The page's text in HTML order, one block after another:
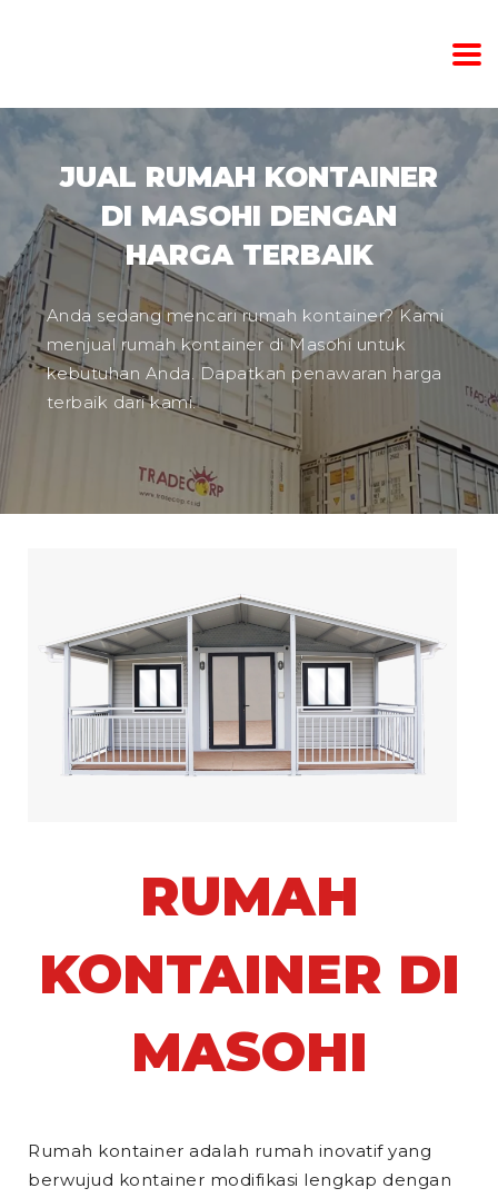
JUAL RUMAH KONTAINER
DI MASOHI DENGAN
HARGA TERBAIK
Anda sedang mencari rumah kontainer? Kami
menjual rumah kontainer di Masohi untuk
kebutuhan Anda. Dapatkan penawaran harga
terbaik dari kami.
RUMAH
KONTAINER DI
MASOHI
Rumah kontainer adalah rumah inovatif yang
berwujud kontainer modifikasi lengkap dengan